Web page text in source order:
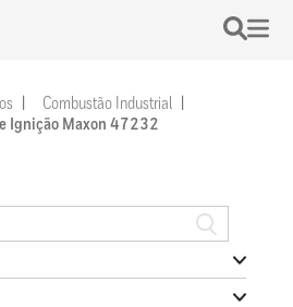
Combustão Industrial
Ignição Maxon 47232